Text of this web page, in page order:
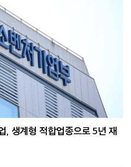
, 생계형 적합업종으로 5년 재